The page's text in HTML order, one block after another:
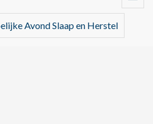
Avond Slaap en Herstel